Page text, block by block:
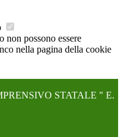
non possono essere
nella pagina della cookie
STATALE " E.